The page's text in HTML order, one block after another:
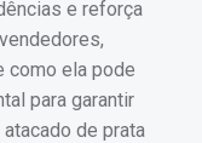
e reforça
como ela pode
para garantir
de prata